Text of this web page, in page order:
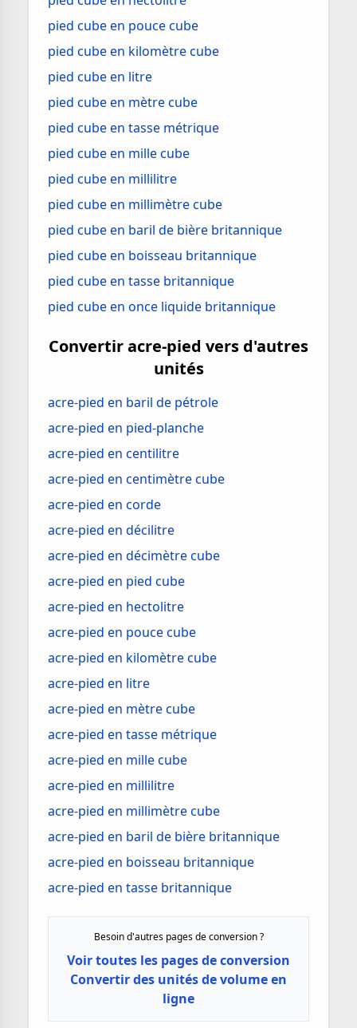
pied cube en pouce cube
pied cube en kilomètre cube
pied cube en litre
pied cube en mètre cube
pied cube en tasse métrique
pied cube en mille cube
pied cube en millilitre
pied cube en millimètre cube
pied cube en baril de bière britannique
pied cube en boisseau britannique
pied cube en tasse britannique
pied cube en once liquide britannique
Convertir acre-pied vers d'autres
unités
acre-pied en baril de pétrole
acre-pied en pied-planche
acre-pied en centilitre
acre-pied en centimètre cube
acre-pied en corde
acre-pied en décilitre
acre-pied en décimètre cube
acre-pied en pied cube
acre-pied en hectolitre
acre-pied en pouce cube
acre-pied en kilomètre cube
acre-pied en litre
acre-pied en mètre cube
acre-pied en tasse métrique
acre-pied en mille cube
acre-pied en millilitre
acre-pied en millimètre cube
acre-pied en baril de bière britannique
acre-pied en boisseau britannique
acre-pied en tasse britannique
Besoin d'autres pages de conversion ?
Voir toutes les pages de conversion
Convertir des unités de volume en
ligne